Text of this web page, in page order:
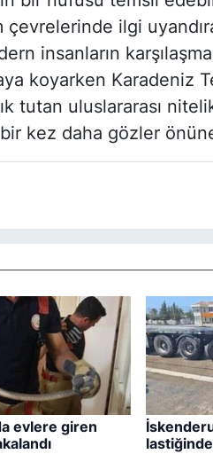
ilgi
insanların
koyarken Karadeniz
tutan uluslararası
bir kez daha gözler
evlere giren